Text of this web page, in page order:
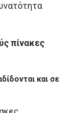
πίνακες
και σε